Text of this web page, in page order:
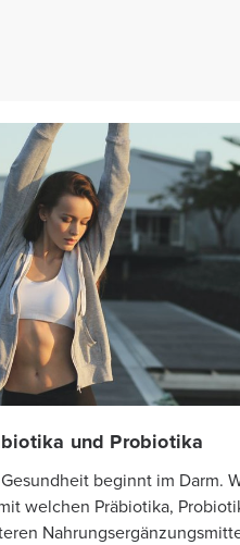
und Probiotika
beginnt im Darm.
welchen Präbiotika,